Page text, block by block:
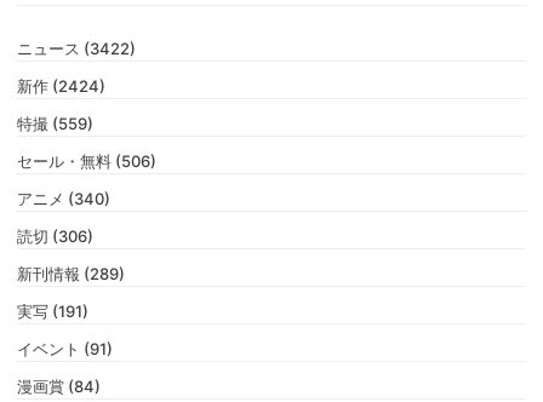
ニュース (3422)
新作 (2424)
特撮 (559)
セール・無料 (506)
アニメ (340)
読切 (306)
新刊情報 (289)
実写 (191)
イベント (91)
漫画賞 (84)